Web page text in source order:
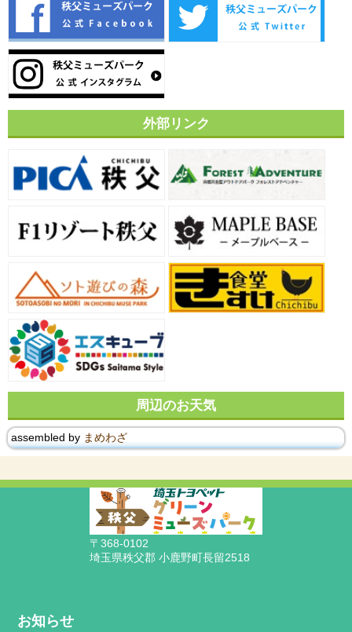
外部リンク
周辺のお天気
assembled by まめわざ
〒368-0102
埼玉県秩父郡 小鹿野町長留2518
お知らせ